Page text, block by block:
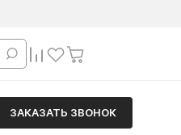
ЗАКАЗАТЬ ЗВОНОК